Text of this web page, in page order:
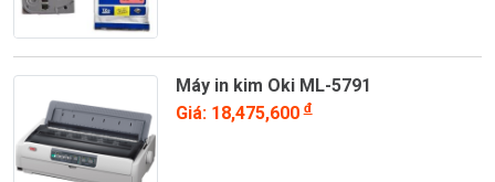
Máy in kim Oki ML-5791
Giá: 18,475,600đ